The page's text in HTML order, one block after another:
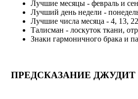
Лучшие месяцы - февраль и
Лучший день недели -
Лучшие числа месяца - 4, 13,
Талисман - лоскуток ткани,
Знаки гармоничного брака и
ПРЕДСКАЗАНИЕ ДЖУДИТ